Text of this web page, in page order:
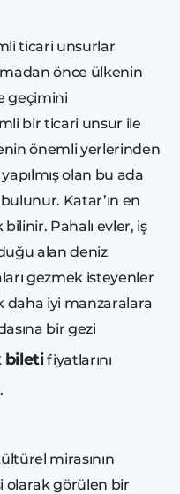
ticari unsurlar
önce ülkenin
geçimini
bir ticari unsur ile
önemli yerlerinden
olan bu ada
Katar’ın en
Pahalı evler, iş
alan deniz
gezmek isteyenler
daha iyi manzaralara
bir gezi
biletifiyatlarını
mirasının
olarak görülen bir